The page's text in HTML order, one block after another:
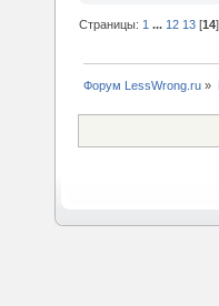
Страницы: 1 ... 12 13 [14]
Форум LessWrong.ru »